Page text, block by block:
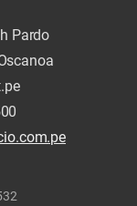
Pardo